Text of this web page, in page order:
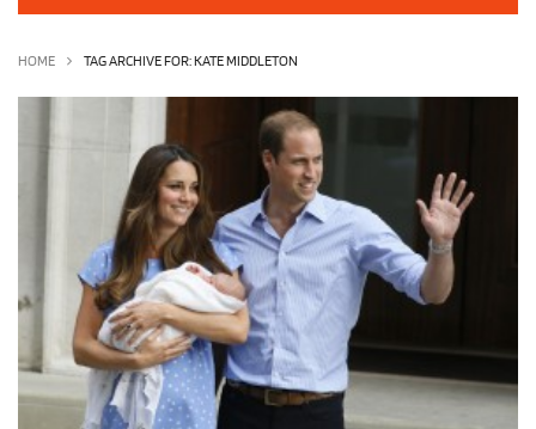
HOME TAG ARCHIVE FOR: KATE MIDDLETON